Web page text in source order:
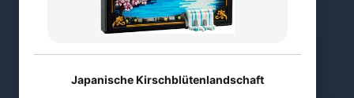
Japanische Kirschblütenlandschaft